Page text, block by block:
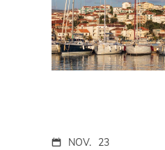
NOV. 23